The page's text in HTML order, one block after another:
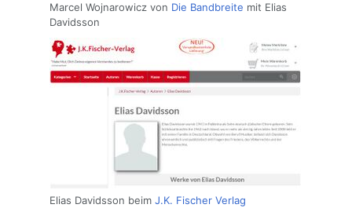
Marcel Wojnarowicz von Die Bandbreite mit Elias
Davidsson
Elias Davidsson beim J.K. Fischer Verlag